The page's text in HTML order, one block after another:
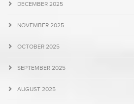
DECEMBER 2025
NOVEMBER 2025
OCTOBER 2025
SEPTEMBER 2025
AUGUST 2025